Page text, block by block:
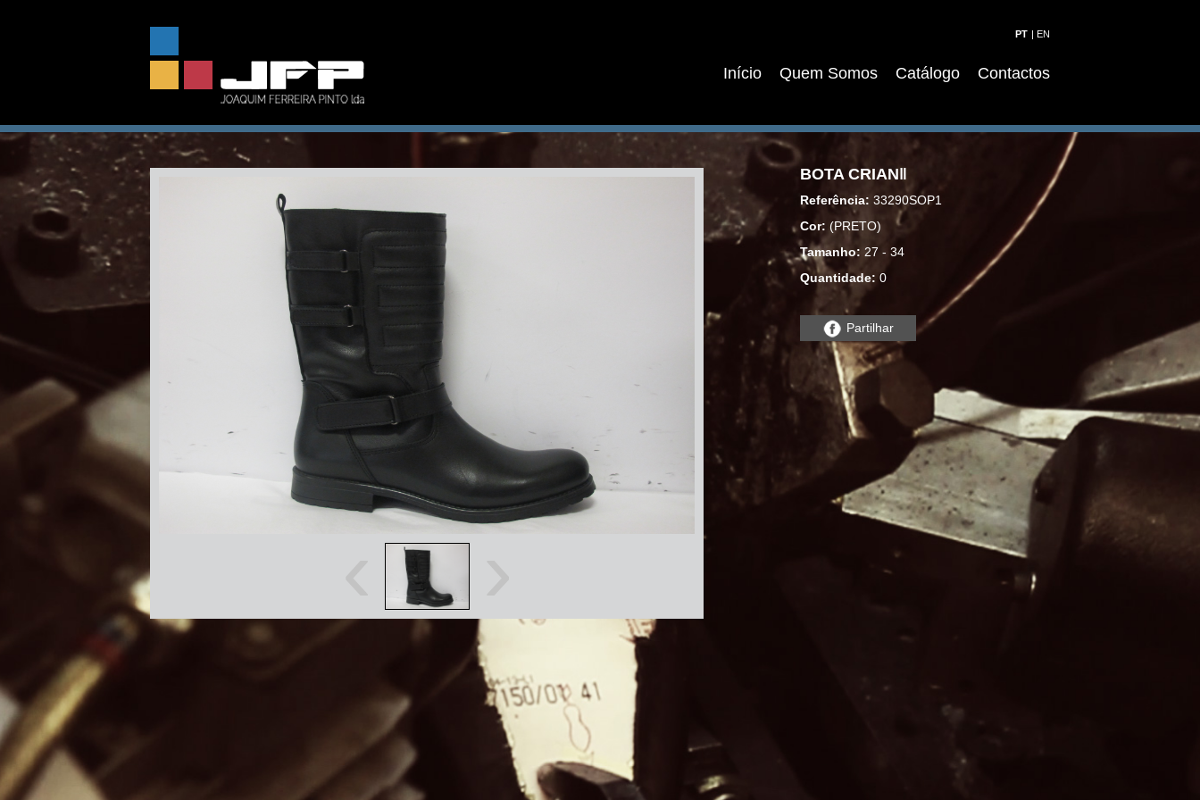
|
Contactos
Catálogo
Quem Somos
Início
BOTA CRIANǁ
Referência: 33290SOP1
Cor: (PRETO)
Tamanho: 27 - 34
Quantidade: 0
Partilhar